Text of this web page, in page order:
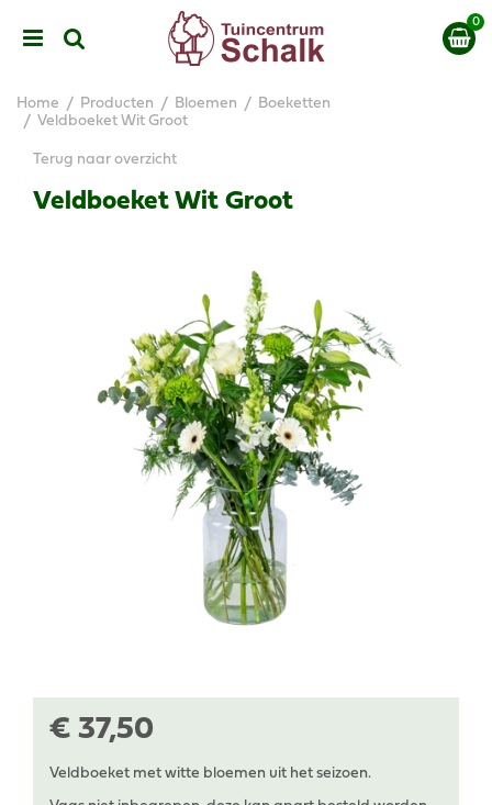
Home Producten Bloemen
Boeketten
Veldboeket Wit Groot
Terug naar overzicht
Veldboeket Wit Groot
€ 37,50
Veldboeket met witte bloemen uit het seizoen.